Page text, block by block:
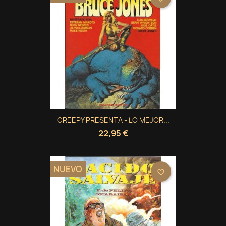
CREEPY PRESENTA - LO MEJOR...
22,95 €
NUEVO favorite_border